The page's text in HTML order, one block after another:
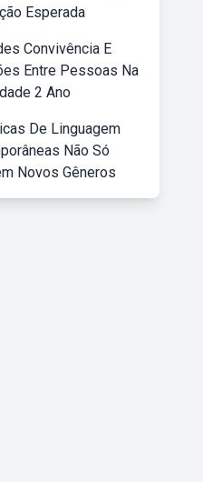
Esperada
Convivência E
Entre Pessoas Na
2 Ano
De Linguagem
Não Só
Novos Gêneros